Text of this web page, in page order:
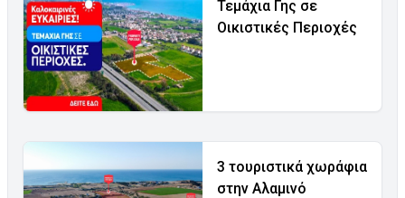
Τεμάχια Γης σε
Οικιστικές Περιοχές
3 τουριστικά χωράφια
στην Αλαμινό